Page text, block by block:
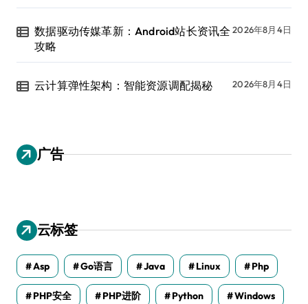
数据驱动传媒革新：Android站长资讯全
攻略
2026年8月4日
云计算弹性架构：智能资源调配揭秘 2026年8月4日
广告
云标签
Asp Go语言 Java Linux Php
PHP安全 PHP进阶 Python Windows